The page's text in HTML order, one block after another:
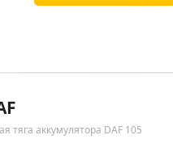
тяга аккумулятора DAF 105